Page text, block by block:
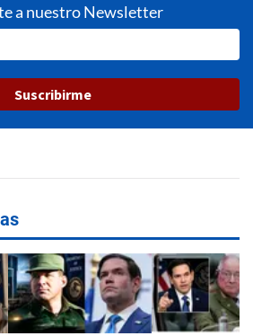
a nuestro Newsletter
Suscribirme